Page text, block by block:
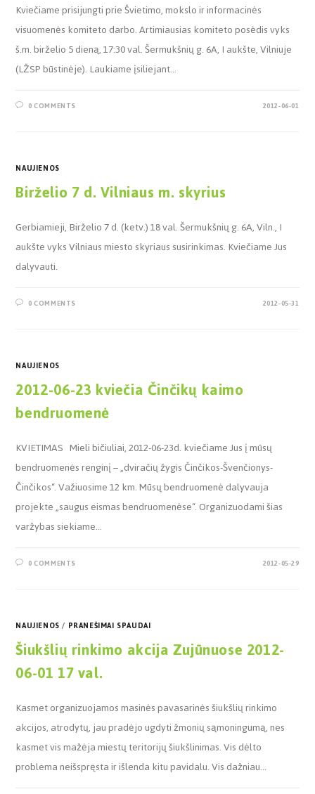
Kviečiame prisijungti prie Švietimo, mokslo ir informacinės
visuomenės komiteto darbo. Artimiausias komiteto posėdis vyks
š.m. birželio 5 dieną, 17:30 val. Šermukšnių g. 6A, I aukšte, Vilniuje
(LŽSP būstinėje). Laukiame įsiliejant…
0 COMMENTS 2012-06-01
NAUJIENOS
Birželio 7 d. Vilniaus m. skyrius
Gerbiamieji, Birželio 7 d. (ketv.) 18 val. Šermukšnių g. 6A, Viln., I
aukšte vyks Vilniaus miesto skyriaus susirinkimas. Kviečiame Jus
dalyvauti.
0 COMMENTS 2012-05-31
NAUJIENOS
2012-06-23 kviečia Činčikų kaimo
bendruomenė
KVIETIMAS Mieli bičiuliai, 2012-06-23d. kviečiame Jus į mūsų
bendruomenės renginį – „dviračių žygis Činčikos-Švenčionys-
Činčikos“. Važiuosime 12 km. Mūsų bendruomenė dalyvauja
projekte „saugus eismas bendruomenėse“. Organizuodami šias
varžybas siekiame…
0 COMMENTS 2012-05-29
NAUJIENOS/ PRANEŠIMAI SPAUDAI
Šiukšlių rinkimo akcija Zujūnuose 2012-
06-01 17 val.
Kasmet organizuojamos masinės pavasarinės šiukšlių rinkimo
akcijos, atrodytų, jau pradėjo ugdyti žmonių sąmoningumą, nes
kasmet vis mažėja miestų teritorijų šiukšlinimas. Vis dėlto
problema neišspręsta ir išlenda kitu pavidalu. Vis dažniau…